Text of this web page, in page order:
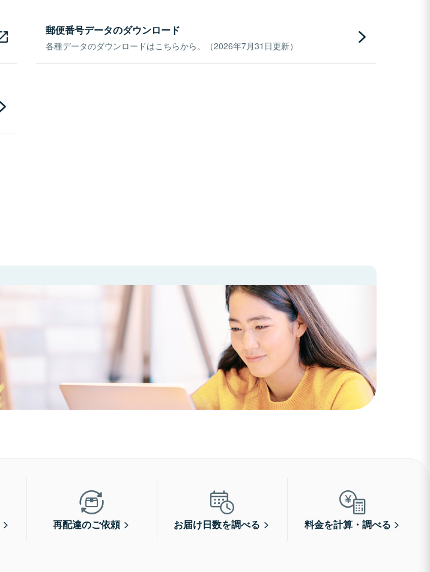
郵便番号データのダウンロード
各種データのダウンロードはこちらから。（2026年7月31日更新）
再配達のご依頼 お届け日数を調べる 料金を計算・調べる